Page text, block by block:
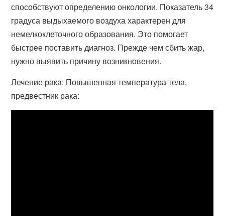
способствуют определению онкологии. Показатель 34
градуса выдыхаемого воздуха характерен для
немелкоклеточного образования. Это помогает
быстрее поставить диагноз. Прежде чем сбить жар,
нужно выявить причину возникновения.
Лечение рака: Повышенная температура тела,
предвестник рака: